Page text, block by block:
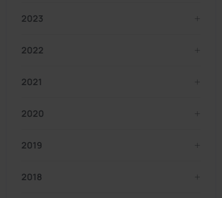
2023
2022
2021
2020
2019
2018